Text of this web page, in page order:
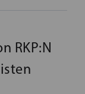
RKP:N